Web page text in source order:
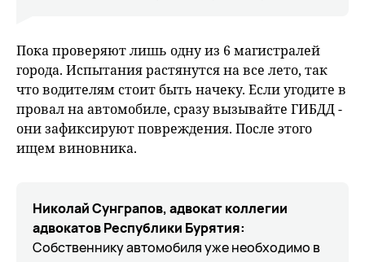
Пока проверяют лишь одну из 6 магистралей
города. Испытания растянутся на все лето, так
что водителям стоит быть начеку. Если угодите в
провал на автомобиле, сразу вызывайте ГИБДД -
они зафиксируют повреждения. После этого
ищем виновника.
Николай Сунграпов, адвокат коллегии
адвокатов Республики Бурятия:
Собственнику автомобиля уже необходимо в